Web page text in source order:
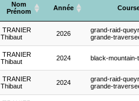
Nom
Prénom
Année
TRANIER
Thibaut
2026
grand-raid-
grande-
TRANIER
Thibaut
2024 black-mountain-
TRANIER
Thibaut
2024
grand-raid-
grande-